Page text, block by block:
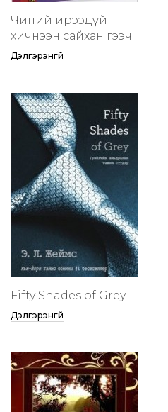
Чиний ирээдүй
хичнээн сайхан гээч
Дэлгэрэнгүй
Fifty Shades of Grey
Дэлгэрэнгүй